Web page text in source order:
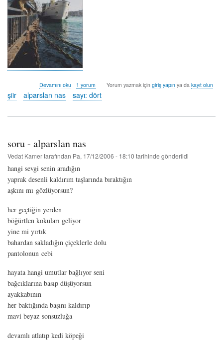
umut
-
alparslan
hakkında
Devamını oku 1 yorum Yorum yazmak için giriş yapınya da kayıt olun
şiir alparslan nas sayı: dört
soru - alparslan nas
Vedat Kamertarafından Pa, 17/12/2006 - 18:10 tarihinde gönderildi
hangi sevgi senin aradığın
yaprak desenli kaldırım taşlarında bıraktığın
aşkını mı gözlüyorsun?
her geçtiğin yerden
böğürtlen kokuları geliyor
yine mi yırtık
bahardan sakladığın çiçeklerle dolu
pantolonun cebi
hayata hangi umutlar bağlıyor seni
bağcıklarına basıp düşüyorsun
ayakkabının
her baktığında başını kaldırıp
mavi beyaz sonsuzluğa
devamlı atlatıp kedi köpeği